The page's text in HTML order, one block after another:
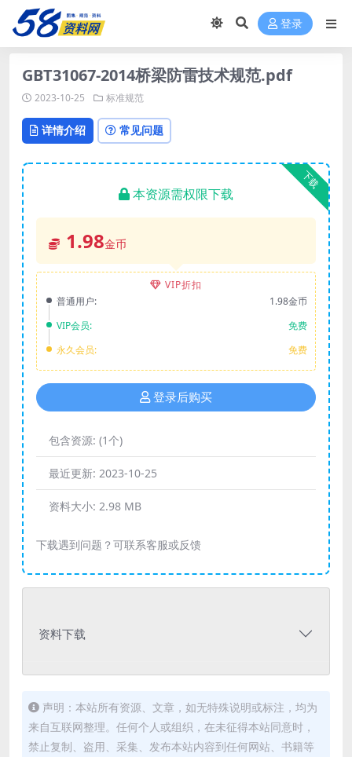
登录
GBT31067-2014桥梁防雷技术规范.pdf
2023-10-25 标准规范
详情介绍 常见问题
下载
本资源需权限下载
1.98金币
VIP折扣
普通用户:
1.98金币
VIP会员:
免费
永久会员:
免费
登录后购买
包含资源: (1个)
最近更新: 2023-10-25
资料大小: 2.98 MB
下载遇到问题？可联系客服或反馈
资料下载
声明：本站所有资源、文章，如无特殊说明或标注，均为
来自互联网整理。任何个人或组织，在未征得本站同意时，
禁止复制、盗用、采集、发布本站内容到任何网站、书籍等